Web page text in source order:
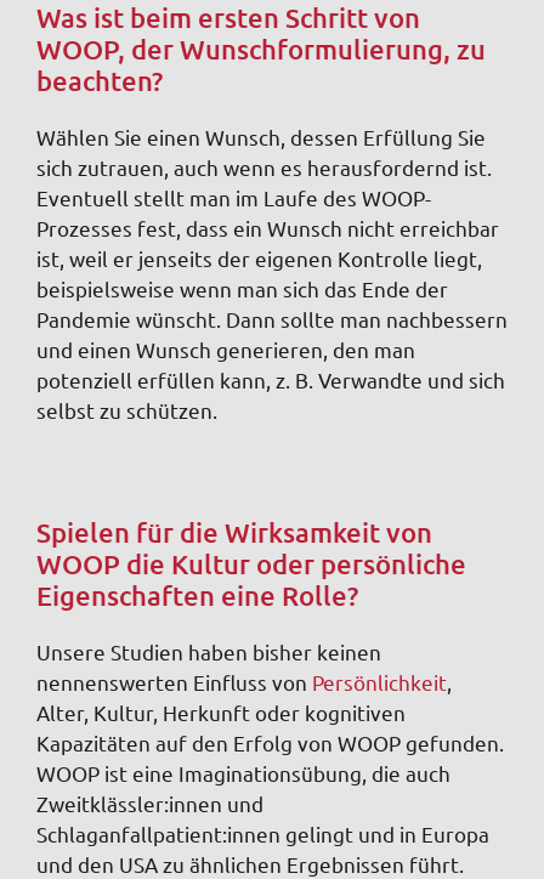
Was ist beim ersten Schritt von
WOOP, der Wunschformulierung, zu
beachten?
Wählen Sie einen Wunsch, dessen Erfüllung Sie
sich zutrauen, auch wenn es herausfordernd ist.
Eventuell stellt man im Laufe des WOOP-
Prozesses fest, dass ein Wunsch nicht erreichbar
ist, weil er jenseits der eigenen Kontrolle liegt,
beispielsweise wenn man sich das Ende der
Pandemie wünscht. Dann sollte man nachbessern
und einen Wunsch generieren, den man
potenziell erfüllen kann, z. B. Verwandte und sich
selbst zu schützen.
Spielen für die Wirksamkeit von
WOOP die Kultur oder persönliche
Eigenschaften eine Rolle?
Unsere Studien haben bisher keinen
nennenswerten Einfluss von Persönlichkeit,
Alter, Kultur, Herkunft oder kognitiven
Kapazitäten auf den Erfolg von WOOP gefunden.
WOOP ist eine Imaginationsübung, die auch
Zweitklässler:innen und
Schlaganfallpatient:innen gelingt und in Europa
und den USA zu ähnlichen Ergebnissen führt.